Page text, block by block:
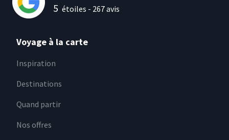
5 étoiles - 267avis
Voyage à la carte
Inspiration
Destinations
Quand partir
Nos offres